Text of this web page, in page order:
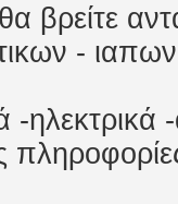
βρείτε
-
-